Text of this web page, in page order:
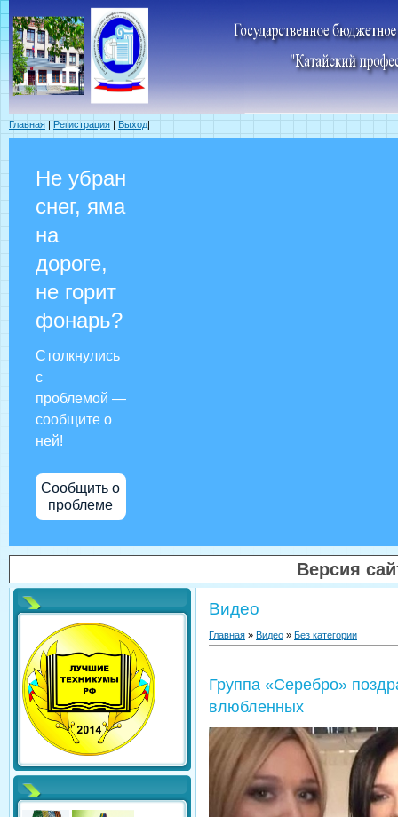
Главная | Регистрация | Выход|
Не убран
снег, яма
на
дороге,
не горит
фонарь?
Столкнулись
с
проблемой —
сообщите о
ней!
Сообщить о
проблеме
Версия
Видео
Главная » Видео » Без категории
Группа «Серебро»
влюбленных